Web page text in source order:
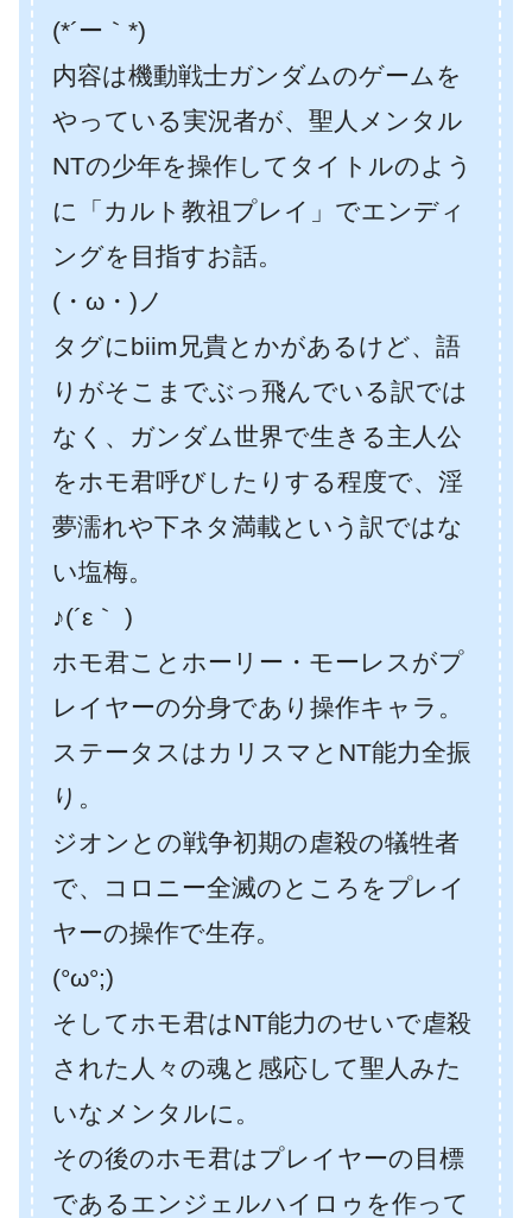
(*´ー｀*)
内容は機動戦士ガンダムのゲームを
やっている実況者が、聖人メンタル
NTの少年を操作してタイトルのよう
に「カルト教祖プレイ」でエンディ
ングを目指すお話。
(・ω・)ノ
タグにbiim兄貴とかがあるけど、語
りがそこまでぶっ飛んでいる訳では
なく、ガンダム世界で生きる主人公
をホモ君呼びしたりする程度で、淫
夢濡れや下ネタ満載という訳ではな
い塩梅。
♪(´ε｀ )
ホモ君ことホーリー・モーレスがプ
レイヤーの分身であり操作キャラ。
ステータスはカリスマとNT能力全振
り。
ジオンとの戦争初期の虐殺の犠牲者
で、コロニー全滅のところをプレイ
ヤーの操作で生存。
(°ω°;)
そしてホモ君はNT能力のせいで虐殺
された人々の魂と感応して聖人みた
いなメンタルに。
その後のホモ君はプレイヤーの目標
であるエンジェルハイロゥを作って